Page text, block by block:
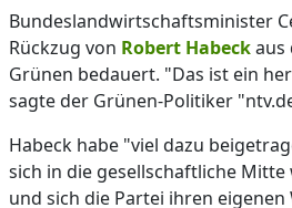
Bundeslandwirtschaftsminister
Rückzug von Robert Habeckaus
Grünen bedauert. "Das ist ein
sagte der Grünen-Politiker
Habeck habe "viel dazu
sich in die gesellschaftliche
und sich die Partei ihren